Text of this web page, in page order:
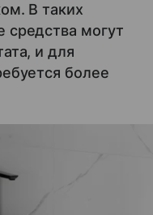
В таких
средства могут
и для
более